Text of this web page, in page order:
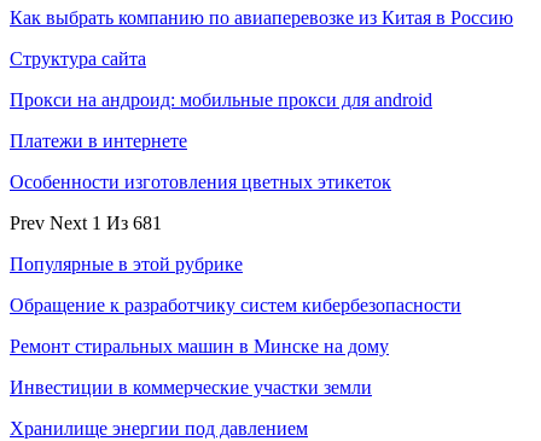
Как выбрать компанию по авиаперевозке из Китая в Россию
Структура сайта
Прокси на андроид: мобильные прокси для android
Платежи в интернете
Особенности изготовления цветных этикеток
Prev Next 1 Из 681
Популярные в этой рубрике
Обращение к разработчику систем кибербезопасности
Ремонт стиральных машин в Минске на дому
Инвестиции в коммерческие участки земли
Хранилище энергии под давлением